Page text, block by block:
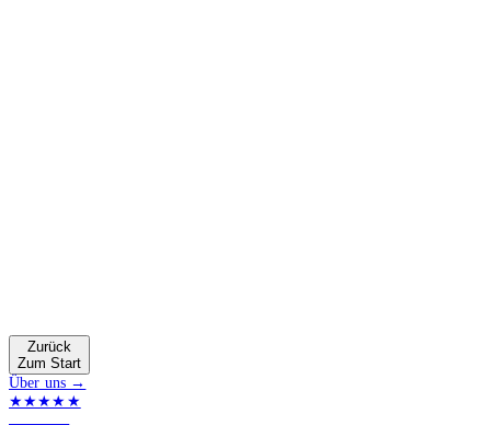
Zurück
Zum Start
Über uns →
★★★★★